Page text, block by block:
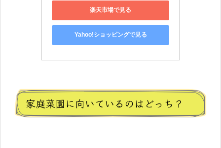
楽天市場で見る
Yahoo!ショッピングで見る
家庭菜園に向いているのはどっち？